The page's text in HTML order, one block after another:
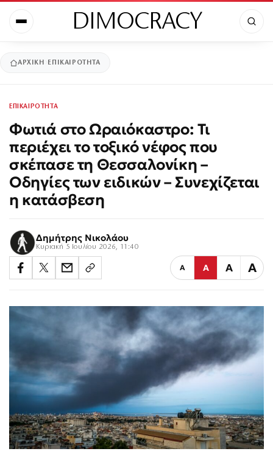
DIMOCRACY
ΑΡΧΙΚΉ ΕΠΙΚΑΙΡΟΤΗΤΑ
ΕΠΙΚΑΙΡΟΤΗΤΑ
Φωτιά στο Ωραιόκαστρο: Τι
περιέχει το τοξικό νέφος που
σκέπασε τη Θεσσαλονίκη –
Οδηγίες των ειδικών – Συνεχίζεται
η κατάσβεση
Δημήτρης Νικολάου
Κυριακή 5 Ιουλίου 2026, 11:40
Α Α Α Α